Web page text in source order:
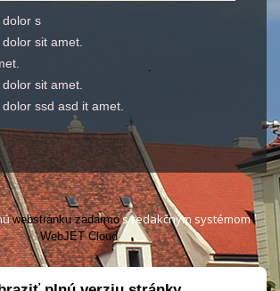
s
sit amet.
sit amet.
ssd asd it amet.
webstránku zadarmos redakčným systémom
WebJET Cloud.